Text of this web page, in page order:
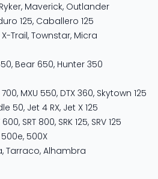
Ryker, Maverick, Outlander
125, Caballero 125
X-Trail, Townstar, Micra
, Bear 650, Hunter 350
700, MXU 550, DTX 360, Skytown 125
50, Jet 4 RX, Jet X 125
600, SRT 800, SRK 125, SRV 125
500e, 500X
, Tarraco, Alhambra